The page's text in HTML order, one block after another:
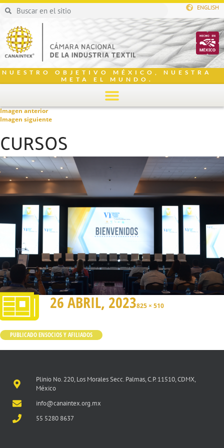
ENGLISH
NUESTRO OBJETIVO MÉXICO, NUESTRA
META EL MUNDO.
Imagen anterior
Imagen siguiente
CURSOS
26 ABRIL, 2023825 × 510
PUBLICADO ENSOCIOS Y AFILIADOS
Plinio No. 220, Los Morales Secc. Palmas, C.P. 11510, CDMX,
México
info@canaintex.org.mx
55 5280 8637